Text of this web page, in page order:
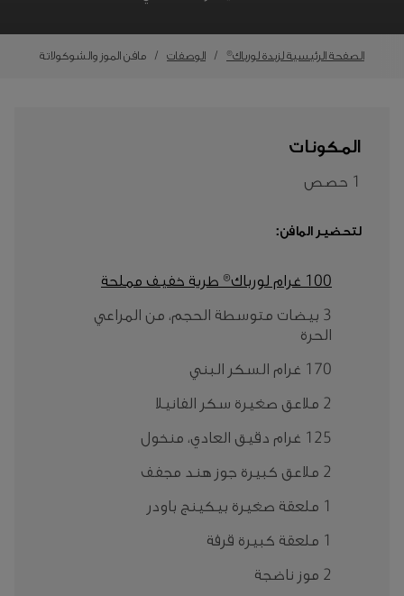
الصفحة الرئيسية لزبدة لورباك® الوصفات مافن الموز والشوكولاتة
المكونات
1 حصص
لتحضير المافن:
100 غرام لورباك® طرية خفيف مملحة
3 بيضات متوسطة الحجم، من المراعي
الحرة
170 غرام السكر البني
2 ملاعق صغيرة سكر الفانيلا
125 غرام دقيق العادي، منخول
2 ملاعق كبيرة جوز هند مجفف
1 ملعقة صغيرة بيكينج باودر
1 ملعقة كبيرة قرفة
2 موز ناضجة